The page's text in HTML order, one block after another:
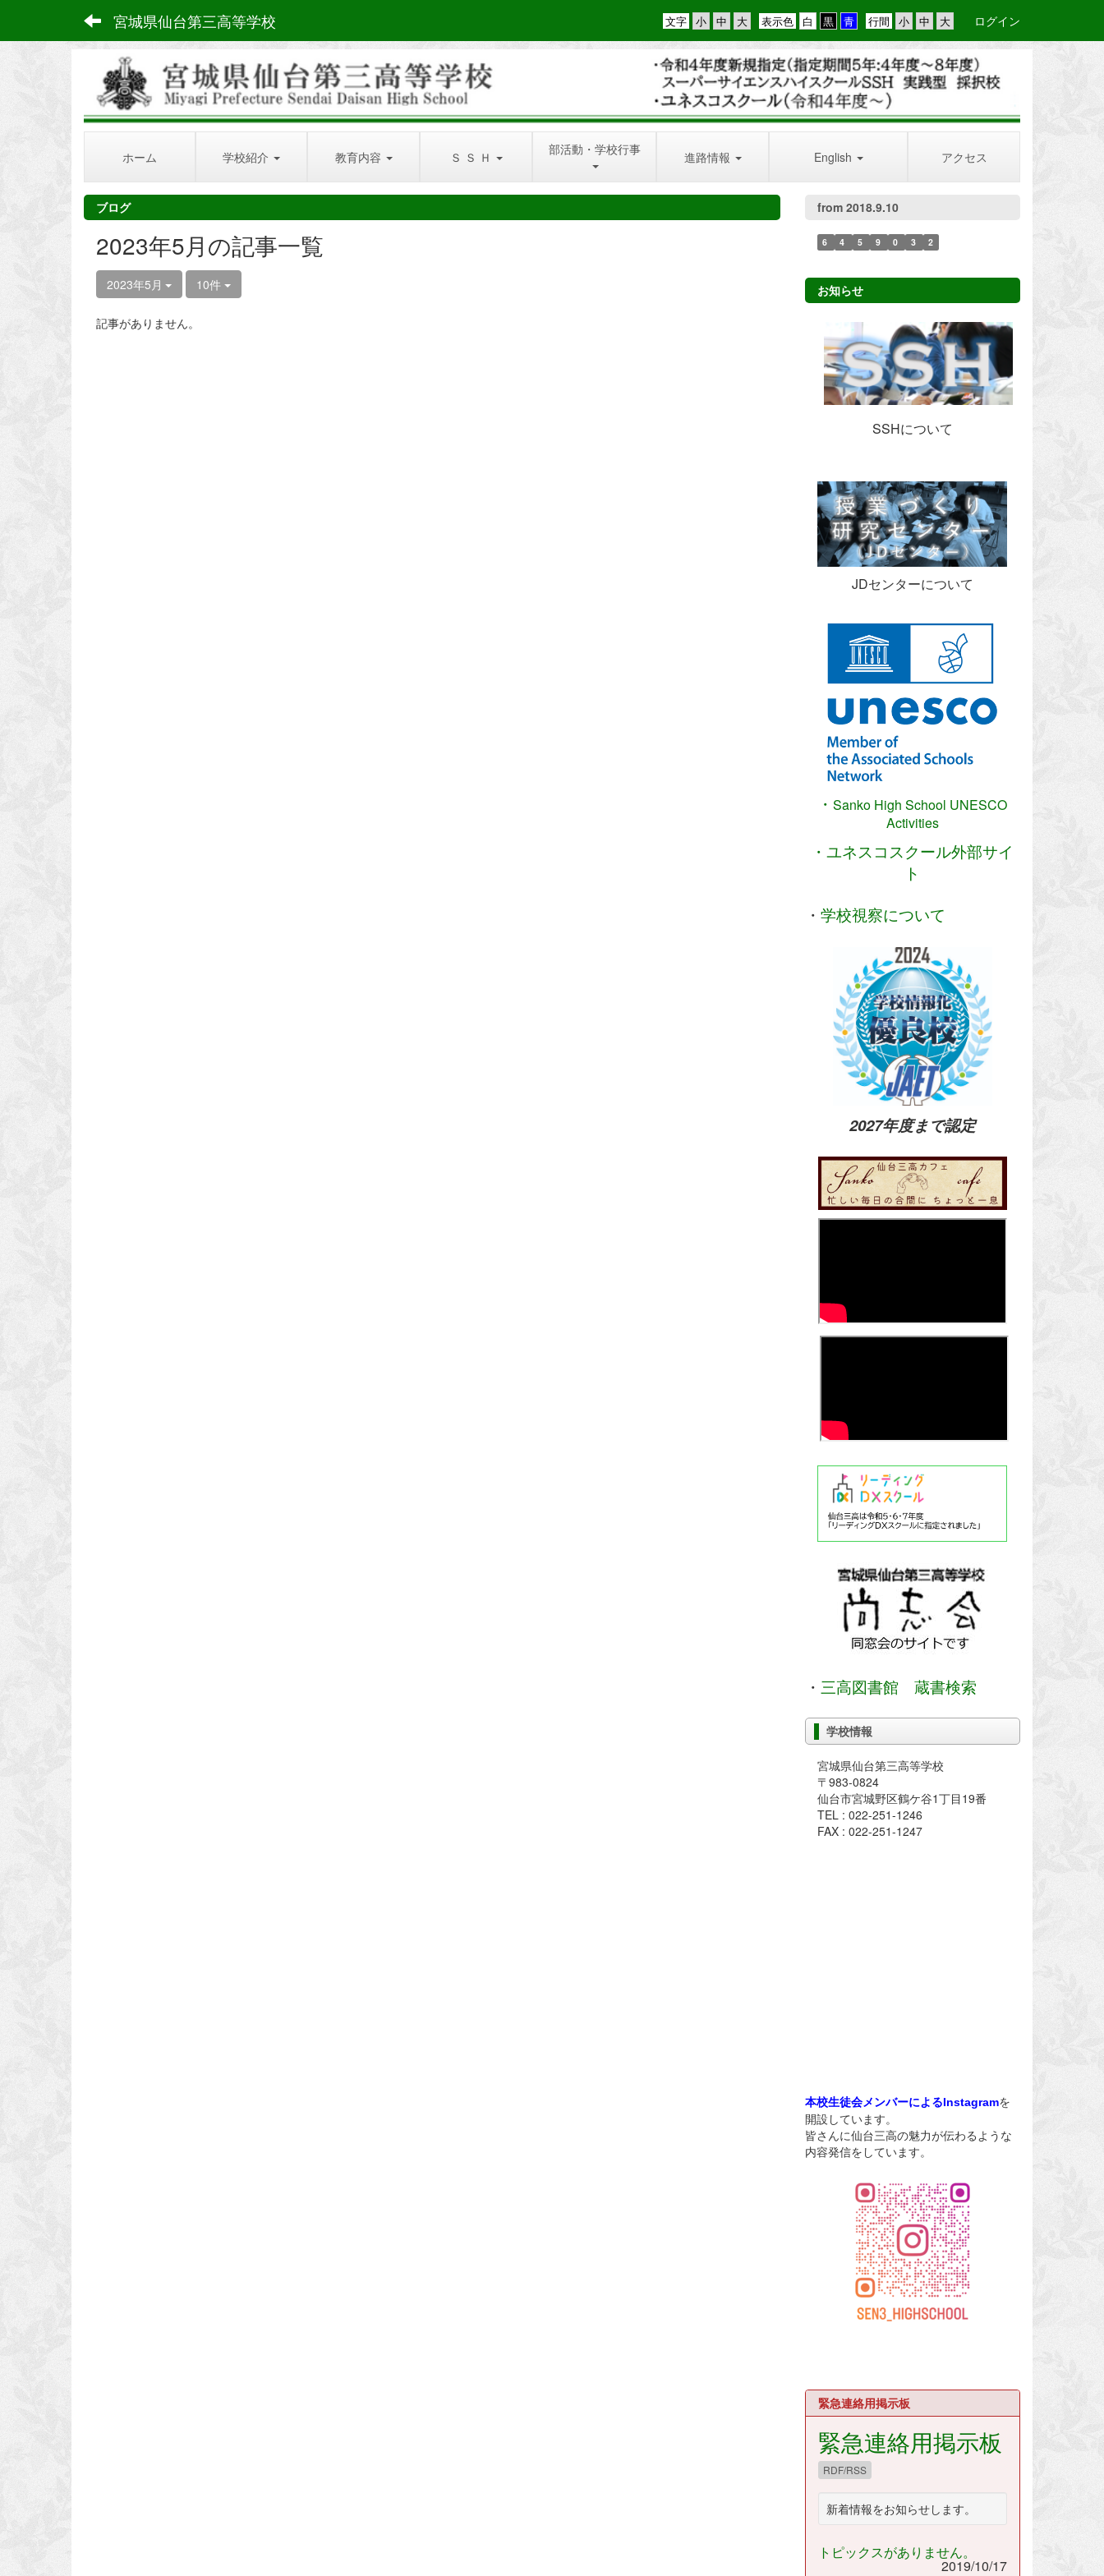
宮城県仙台第三高等学校 行間
表示色
文字 ログイン
ホーム 学校紹介 教育内容 Ｓ Ｓ Ｈ 部活動・学校行事 進路情報 English アクセス
ブログ
2023年5月の記事一覧
2023年5月 10件
記事がありません。
from 2018.9.10
6 4 5 9 0 3 2
お知らせ
SSHについて
JDセンターについて
・Sanko High School UNESCO
Activities
・ユネスコスクール外部サイ
ト
・ 学校視察について
2027年度まで認定
・ 三高図書館 蔵書検索
学校情報
宮城県仙台第三高等学校
〒983-0824
仙台市宮城野区鶴ケ谷1丁目19番
TEL : 022-251-1246
FAX : 022-251-1247
本校生徒会メンバーによるInstagramを
開設しています。
皆さんに仙台三高の魅力が伝わるような
内容発信をしています。
緊急連絡用掲示板
緊急連絡用掲示板
RDF/RSS
新着情報をお知らせします。
トピックスがありません。
2019/10/17